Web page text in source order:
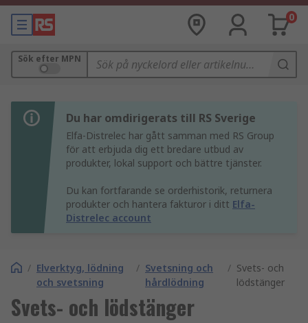
0
Sök efter MPN
Du har omdirigerats till RS Sverige
Elfa-Distrelec har gått samman med RS Group
för att erbjuda dig ett bredare utbud av
produkter, lokal support och bättre tjänster.
Du kan fortfarande se orderhistorik, returnera
produkter och hantera fakturor i ditt Elfa-
Distrelec account
/ Elverktyg, lödning
och svetsning
/ Svetsning och
hårdlödning
/ Svets- och
lödstänger
Svets- och lödstänger